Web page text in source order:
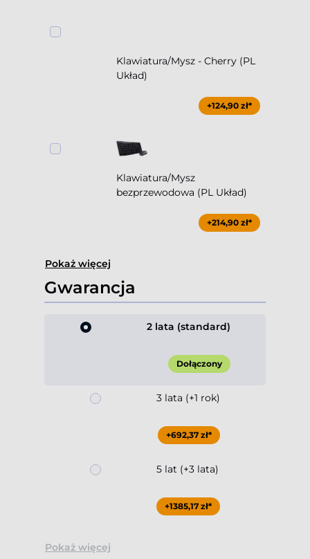
Klawiatura/Mysz - Cherry (PL
Układ)
+124,90 zł*
Klawiatura/Mysz
bezprzewodowa (PL Układ)
+214,90 zł*
Pokaż więcej
Gwarancja
2 lata (standard)
Dołączony
3 lata (+1 rok)
+692,37 zł*
5 lat (+3 lata)
+1385,17 zł*
Pokaż więcej